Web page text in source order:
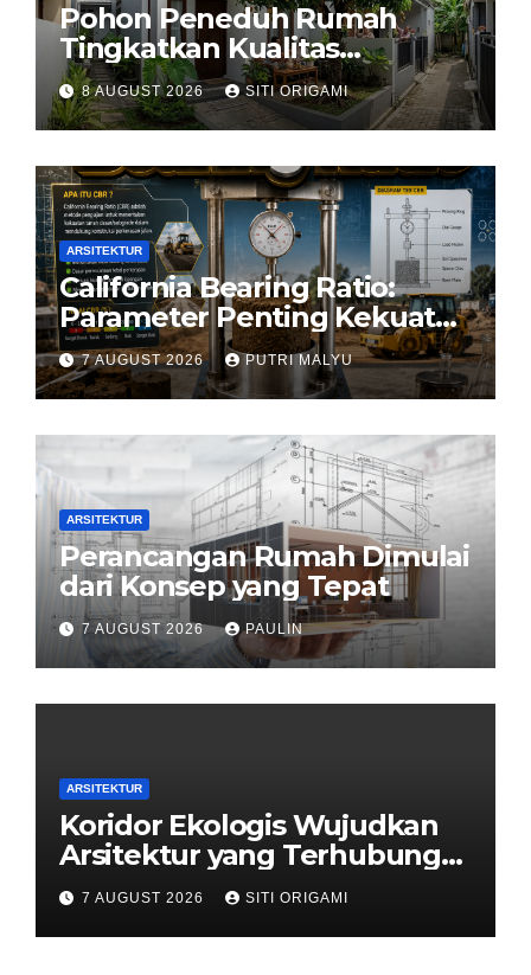
Pohon Peneduh Rumah
Tingkatkan Kualitas
Arsitektur Hunian
8 AUGUST 2026 SITI ORIGAMI
ARSITEKTUR
California Bearing Ratio:
Parameter Penting Kekuatan
Tanah Konstruksi
7 AUGUST 2026 PUTRI MALYU
ARSITEKTUR
Perancangan Rumah Dimulai
dari Konsep yang Tepat
7 AUGUST 2026 PAULIN
ARSITEKTUR
Koridor Ekologis Wujudkan
Arsitektur yang Terhubung
dengan Alam
7 AUGUST 2026 SITI ORIGAMI